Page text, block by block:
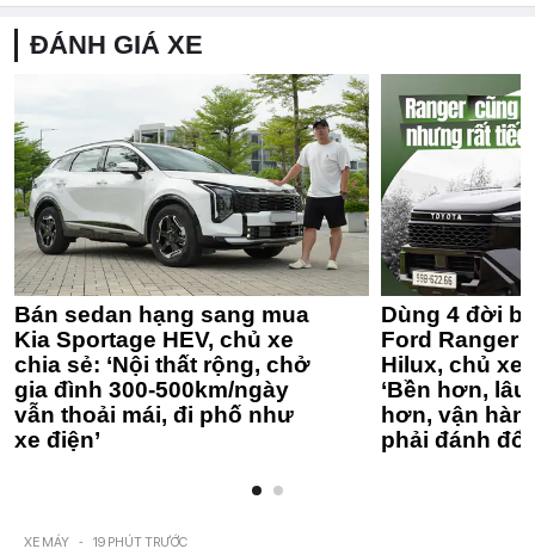
ĐÁNH GIÁ XE
Bán sedan hạng sang mua
Kia Sportage HEV, chủ xe
chia sẻ: ‘Nội thất rộng, chở
gia đình 300-500km/ngày
vẫn thoải mái, đi phố như
xe điện’
Dùng 4 đời
Ford Ranger
Hilux, chủ xe
‘Bền hơn,
hơn, vận
phải đánh
XE MÁY - 19 PHÚT TRƯỚC